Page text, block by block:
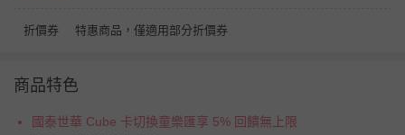
折價券 特惠商品，僅適用部分折價券
商品特色
國泰世華 Cube 卡切換童樂匯享 5% 回饋無上限